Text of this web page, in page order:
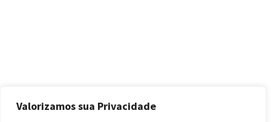
Valorizamos sua Privacidade